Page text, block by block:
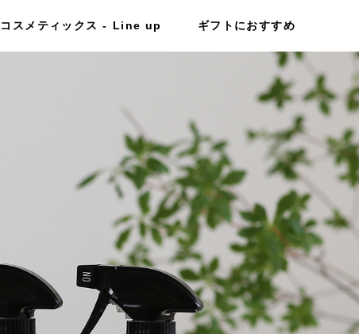
コスメティックス Line up ギフトにおすすめ